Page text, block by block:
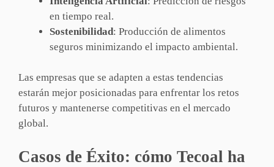
en tiempo real.
Sostenibilidad: Producción de alimentos
seguros minimizando el impacto ambiental.
Las empresas que se adapten a estas tendencias
estarán mejor posicionadas para enfrentar los retos
futuros y mantenerse competitivas en el mercado
global.
Casos de Éxito: cómo Tecoal ha